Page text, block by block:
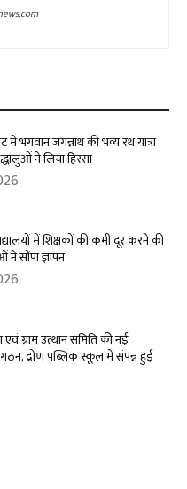
में भगवान जगन्नाथ की भव्य रथ यात्रा
ने लिया हिस्सा
में शिक्षकों की कमी दूर करने की
ने सौंपा ज्ञापन
एवं ग्राम उत्थान समिति की नई
गठन, द्रोण पब्लिक स्कूल में संपन्न हुई